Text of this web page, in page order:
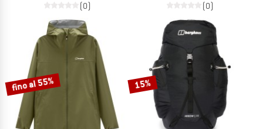
(0) (0)
fino al 55% 15%